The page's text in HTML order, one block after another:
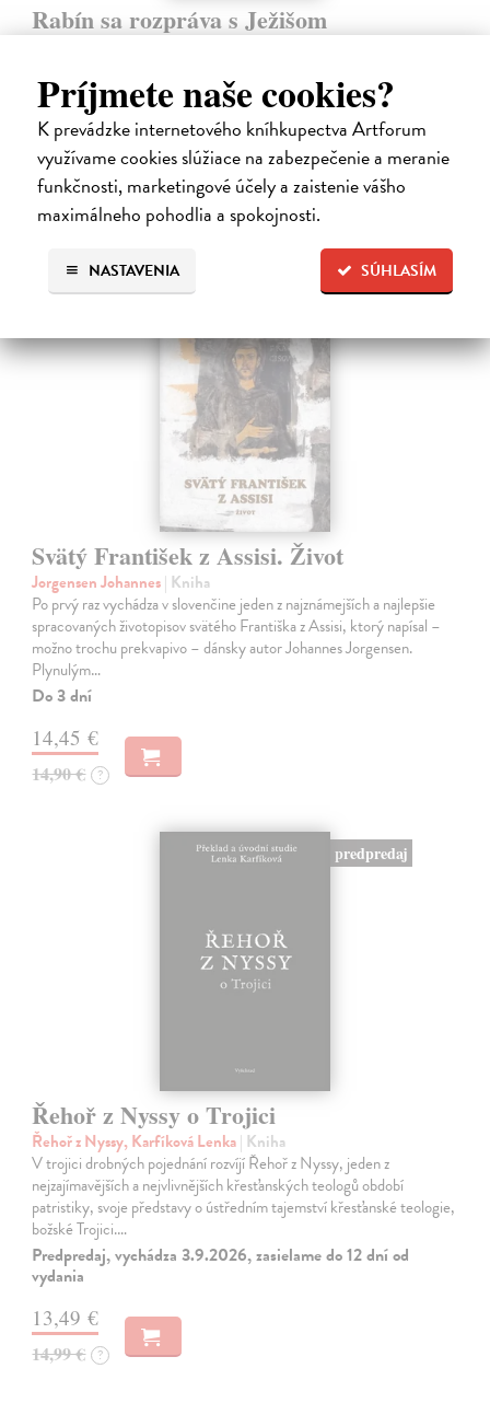
Príjmete naše cookies?
K prevádzke internetového kníhkupectva Artforum
využívame cookies slúžiace na zabezpečenie a meranie
funkčnosti, marketingové účely a zaistenie vášho
maximálneho pohodlia a spokojnosti.
SÚHLASÍM
NASTAVENIA
Rabín sa rozpráva s Ježišom
vrchu. Ako pravoverný rabín sa usiluje pozorne počúvať tohto nového
učiteľa a porovnáva jeho učenie s tým, čo hovorí židovská Tóra.
Na sklade
12,60 €
14,00 € ?
Svätý František z Assisi. Život
Jorgensen Johannes| Kniha
Po prvý raz vychádza v slovenčine jeden z najznámejších a najlepšie
spracovaných životopisov svätého Františka z Assisi, ktorý napísal –
možno trochu prekvapivo – dánsky autor Johannes Jorgensen.
Plynulým…
Do 3 dní
14,45 €
14,90 € ?
predpredaj
Řehoř z Nyssy o Trojici
Řehoř z Nyssy, Karfíková Lenka| Kniha
V trojici drobných pojednání rozvíjí Řehoř z Nyssy, jeden z
nejzajímavějších a nejvlivnějších křesťanských teologů období
patristiky, svoje představy o ústředním tajemství křesťanské teologie,
božské Trojici.…
Predpredaj, vychádza 3.9.2026, zasielame do 12 dní od
vydania
13,49 €
14,99 € ?